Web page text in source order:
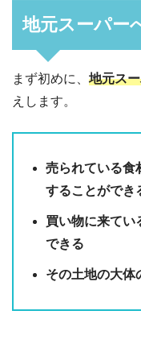
地元スーパー
まず初めに、 地元ス
えします。
売られている食
することができ
買い物に来てい
できる
その土地の大体